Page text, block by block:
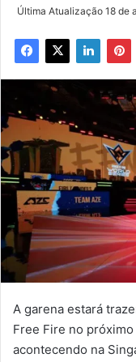
Última Atualização 18 de
A garena estará
Free Fire no próximo
acontecendo na